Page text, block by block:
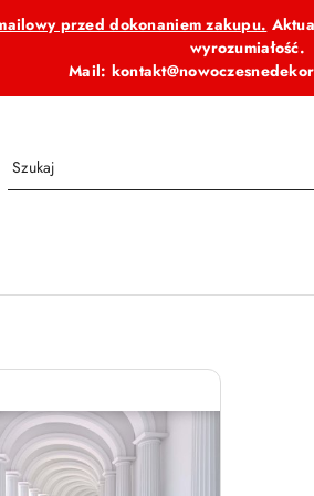
przed dokonaniem zakupu.
wyrozumiałość.
Mail: